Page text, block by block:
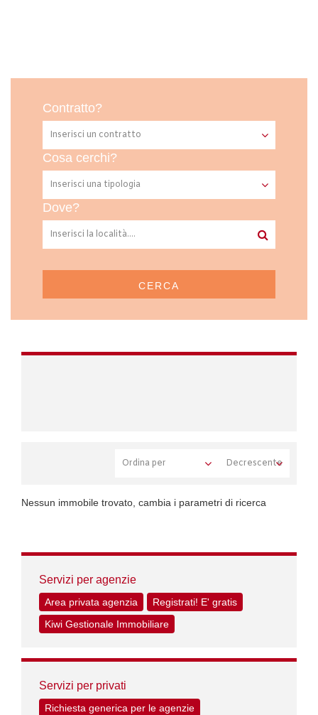
Contratto?
Cosa cerchi?
Dove?
CERCA
Nessun immobile trovato, cambia i parametri di ricerca
Servizi per agenzie
Area privata agenzia
Registrati! E' gratis
Kiwi Gestionale Immobiliare
Servizi per privati
Richiesta generica per le agenzie